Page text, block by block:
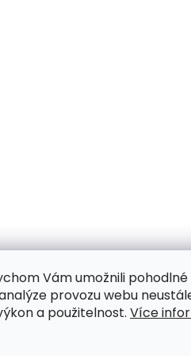
Vám umožnili pohodlné
provozu webu
a použitelnost. Více